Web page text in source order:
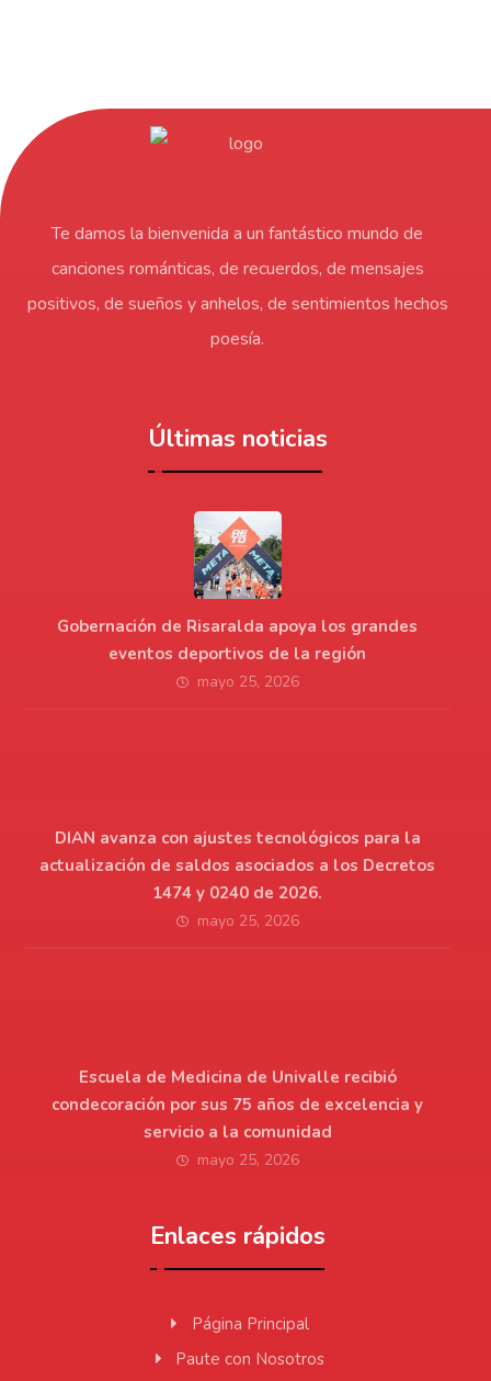
Te damos la bienvenida a un fantástico mundo de
canciones románticas, de recuerdos, de mensajes
positivos, de sueños y anhelos, de sentimientos hechos
poesía.
Últimas noticias
Gobernación de Risaralda apoya los grandes
eventos deportivos de la región
mayo 25, 2026
DIAN avanza con ajustes tecnológicos para la
actualización de saldos asociados a los Decretos
1474 y 0240 de 2026.
mayo 25, 2026
Escuela de Medicina de Univalle recibió
condecoración por sus 75 años de excelencia y
servicio a la comunidad
mayo 25, 2026
Enlaces rápidos
Página Principal
Paute con Nosotros